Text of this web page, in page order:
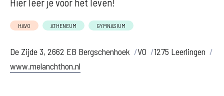
Hier leer je voor het leven!
HAVO ATHENEUM GYMNASIUM
De Zijde 3, 2662 EB Bergschenhoek VO
1275 Leerlingen
www.melanchthon.nl